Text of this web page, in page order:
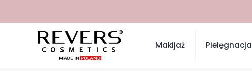
Makijaż Pielęgnacja